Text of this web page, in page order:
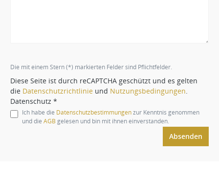
Die mit einem Stern (*) markierten Felder sind Pflichtfelder.
Diese Seite ist durch reCAPTCHA geschützt und es gelten
die Datenschutzrichtlinie und Nutzungsbedingungen
Datenschutz *
Ich habe die Datenschutzbestimmungenzur Kenntnis genommen
und die AGB gelesen und bin mit ihnen einverstanden.
Absenden